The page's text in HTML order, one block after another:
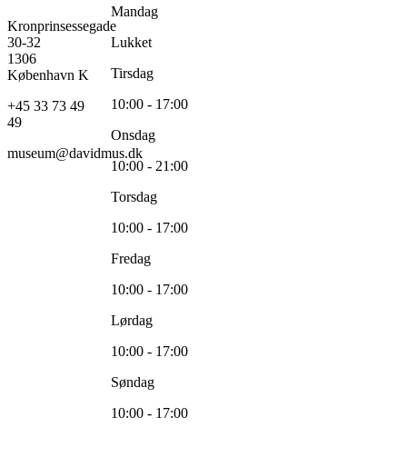
Kronprinsessegade
30-32
1306
København K
+45 33 73 49
49
museum@davidmus.dk
Mandag
Lukket
Tirsdag
10:00 - 17:00
Onsdag
10:00 - 21:00
Torsdag
10:00 - 17:00
Fredag
10:00 - 17:00
Lørdag
10:00 - 17:00
Søndag
10:00 - 17:00